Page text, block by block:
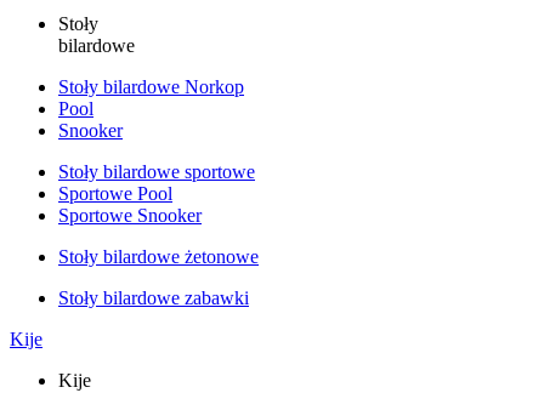
Stoły
bilardowe
Stoły bilardowe Norkop
Pool
Snooker
Stoły bilardowe sportowe
Sportowe Pool
Sportowe Snooker
Stoły bilardowe żetonowe
Stoły bilardowe zabawki
Kije
Kije